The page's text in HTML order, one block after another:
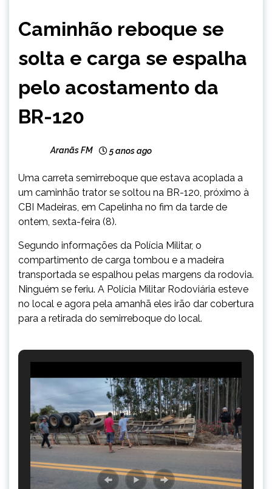
NOTÍCIAS
Caminhão reboque se
solta e carga se espalha
pelo acostamento da
BR-120
Aranãs FM 5 anos ago
Uma carreta semirreboque que estava acoplada a
um caminhão trator se soltou na BR-120, próximo à
CBI Madeiras, em Capelinha no fim da tarde de
ontem, sexta-feira (8).
Segundo informações da Polícia Militar, o
compartimento de carga tombou e a madeira
transportada se espalhou pelas margens da rodovia.
Ninguém se feriu. A Polícia Militar Rodoviária esteve
no local e agora pela amanhã eles irão dar cobertura
para a retirada do semirreboque do local.